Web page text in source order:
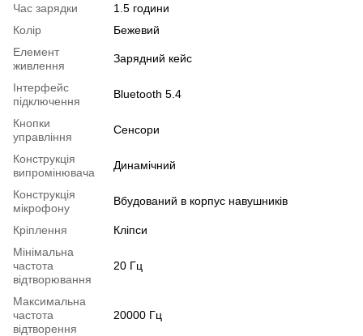
Час зарядки
1.5 години
Колір
Бежевий
Елемент
живлення
Зарядний кейс
Інтерфейс
підключення
Bluetooth 5.4
Кнопки
управління
Сенсори
Конструкція
випромінювача
Динамічний
Конструкція
мікрофону
Вбудований в корпус навушників
Кріплення
Кліпси
Мінімальна
частота
відтворювання
20 Гц
Максимальна
частота
відтворення
20000 Гц